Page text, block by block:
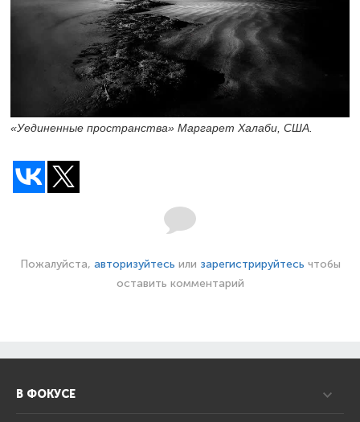
«Уединенные пространства» Маргарет Халаби, США.
Пожалуйста, авторизуйтесь или зарегистрируйтесь чтобы
оставить комментарий
В ФОКУСЕ